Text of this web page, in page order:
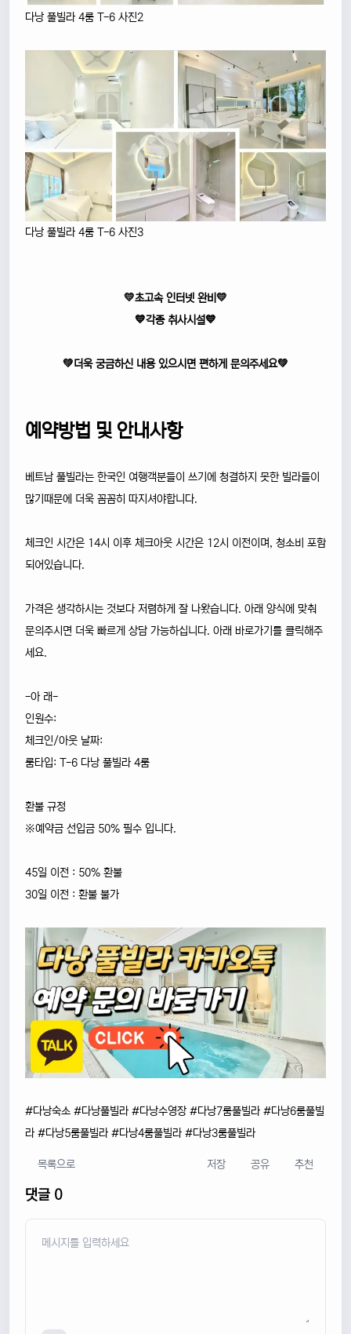
다낭 풀빌라 4룸 T-6 사진2
다낭 풀빌라 4룸 T-6 사진3
💛초고속 인터넷 완비💛
💙각종 취사시설💙
💚더욱 궁금하신 내용 있으시면 편하게 문의주세요💚
예약방법 및 안내사항
베트남 풀빌라는 한국인 여행객분들이 쓰기에 청결하지 못한 빌라들이
많기때문에 더욱 꼼꼼히 따지셔야합니다.
체크인 시간은 14시 이후 체크아웃 시간은 12시 이전이며, 청소비 포함
되어있습니다.
가격은 생각하시는 것보다 저렴하게 잘 나왔습니다. 아래 양식에 맞춰
문의주시면 더욱 빠르게 상담 가능하십니다. 아래 바로가기를 클릭해주
세요.
-아 래-
인원수:
체크인/아웃 날짜:
룸타입: T-6 다낭 풀빌라 4룸
환불 규정
※예약금 선입금 50% 필수 입니다.
45일 이전 : 50% 환불
30일 이전 : 환불 불가
#다낭숙소 #다낭풀빌라 #다낭수영장 #다낭7룸풀빌라 #다낭6룸풀빌
라 #다낭5룸풀빌라 #다낭4룸풀빌라 #다낭3룸풀빌라
목록으로 저장 공유 추천
댓글 0